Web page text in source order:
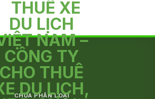
CHƯA PHÂN LOẠI